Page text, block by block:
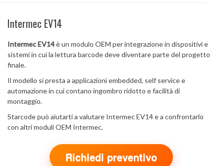
Intermec EV14
Intermec EV14è un modulo OEM per integrazione in dispositivi e
sistemi in cui la lettura barcode deve diventare parte del progetto
finale.
Il modello si presta a applicazioni embedded, self service e
automazione in cui contano ingombro ridotto e facilità di
montaggio.
Starcode può aiutarti a valutare Intermec EV14 e a confrontarlo
con altri moduli OEM Intermec.
Richiedi preventivo